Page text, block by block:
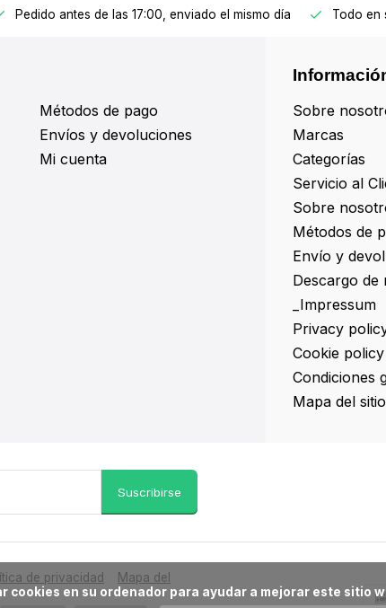
Pedido antes de las 17:00, enviado el mismo día Todo en
Métodos de pago
Envíos y devoluciones
Mi cuenta
Sobre
Marcas
Categorías
Servicio al
Sobre
Métodos de
Envío y
Descargo de
_Impressum
Privacy
Cookie policy
Condiciones
Mapa del sitio
Suscribirse
de privacidad
Mapa del